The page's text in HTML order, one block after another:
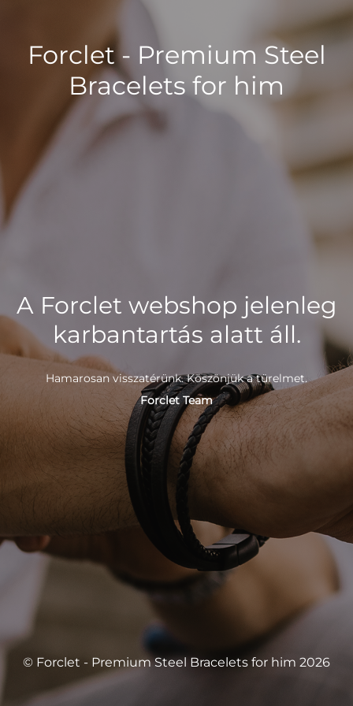
Forclet - Premium Steel
Bracelets for him
A Forclet webshop jelenleg
karbantartás alatt áll.
Hamarosan visszatérünk. Köszönjük a türelmet.
Forclet Team
© Forclet - Premium Steel Bracelets for him 2026